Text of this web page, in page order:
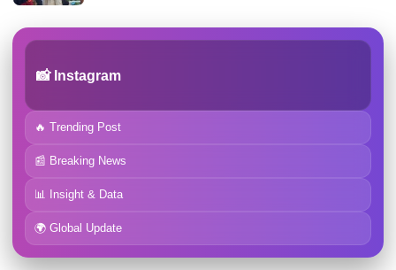
📸 Instagram
🔥 Trending Post
📰 Breaking News
📊 Insight & Data
🌍 Global Update